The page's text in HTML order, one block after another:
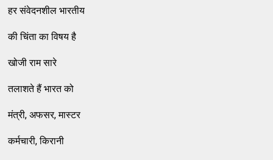
हर संवेदनशील भारतीय
की चिंता का विषय है
खोजी राम सारे
तलाशते हैं भारत को
मंत्री, अफसर, मास्टर
कर्मचारी, किरानी